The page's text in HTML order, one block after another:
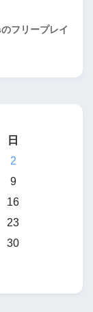
フリープレイ
日
2
9
16
23
30